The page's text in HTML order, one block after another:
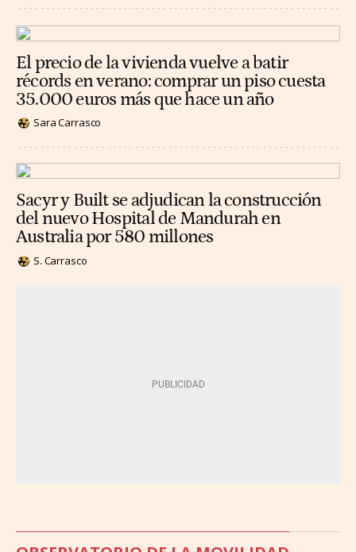
El precio de la vivienda vuelve a batir
récords en verano: comprar un piso cuesta
35.000 euros más que hace un año
Sara Carrasco
Sacyr y Built se adjudican la construcción
del nuevo Hospital de Mandurah en
Australia por 580 millones
S. Carrasco